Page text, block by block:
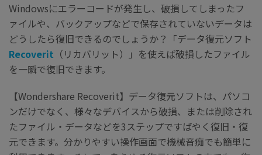
Windowsにエラーコードが発生し、破損してしまったフ
ァイルや、バックアップなどで保存されていないデータは
どうしたら復旧できるのでしょうか？ 「データ復元ソフト
Recoverit （リカバリット）」 を使えば破損したファイル
を一瞬で復旧できます。
【Wondershare Recoverit】データ復元ソフトは、パソコ
ンだけでなく、様々なデバイスから破損、または削除され
たファイル・データなどを3ステップですばやく復旧・復
元できます。分かりやすい操作画面で機械音痴でも簡単に